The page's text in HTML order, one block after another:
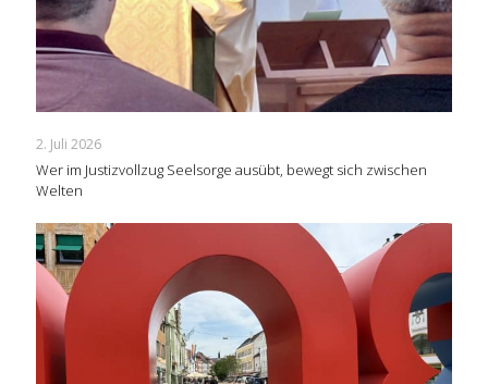
2. Juli 2026
Wer im Justizvollzug Seelsorge ausübt, bewegt sich zwischen
Welten